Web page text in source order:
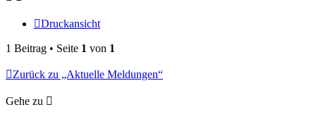
Druckansicht
1 Beitrag • Seite 1 von 1
Zurück zu „Aktuelle Meldungen“
Gehe zu